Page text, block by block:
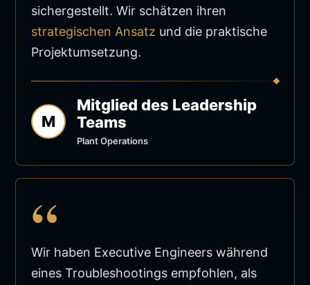
sichergestellt. Wir schätzen ihren
strategischen Ansatz und die praktische
Projektumsetzung.
M
Mitglied des Leadership
Teams
Plant Operations
“
Wir haben Executive Engineers während
eines Troubleshootings empfohlen, als